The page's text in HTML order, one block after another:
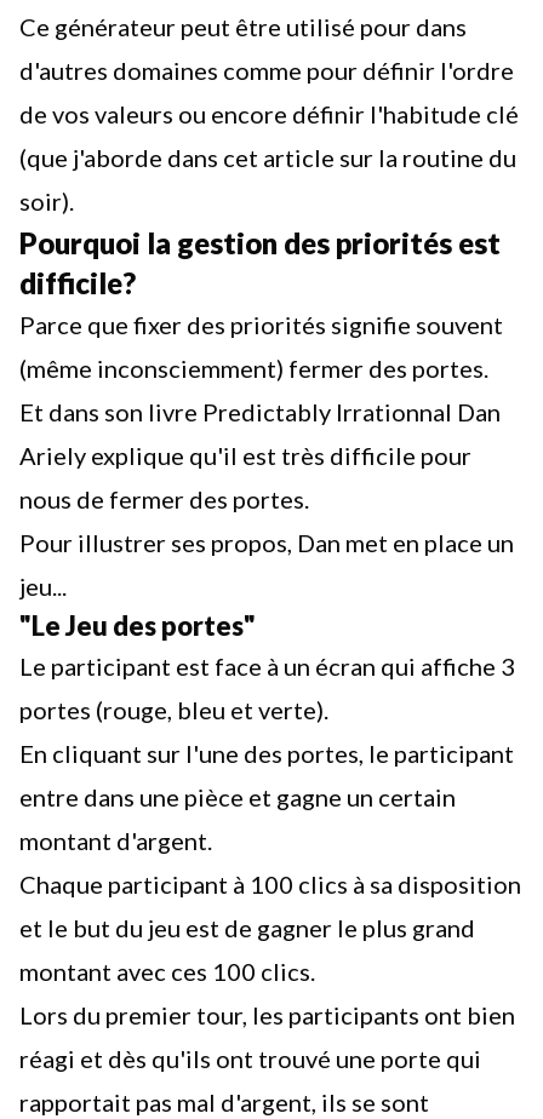
Ce générateur peut être utilisé pour dans
d'autres domaines comme pour définir l'ordre
de vos valeurs ou encore définir l'habitude clé
(que j'aborde dans cet article sur la routine du
soir).
Pourquoi la gestion des priorités est
difficile?
Parce que fixer des priorités signifie souvent
(même inconsciemment) fermer des portes.
Et dans son livre Predictably Irrationnal Dan
Ariely explique qu'il est très difficile pour
nous de fermer des portes.
Pour illustrer ses propos, Dan met en place un
jeu...
"Le Jeu des portes"
Le participant est face à un écran qui affiche 3
portes (rouge, bleu et verte).
En cliquant sur l'une des portes, le participant
entre dans une pièce et gagne un certain
montant d'argent.
Chaque participant à 100 clics à sa disposition
et le but du jeu est de gagner le plus grand
montant avec ces 100 clics.
Lors du premier tour, les participants ont bien
réagi et dès qu'ils ont trouvé une porte qui
rapportait pas mal d'argent, ils se sont